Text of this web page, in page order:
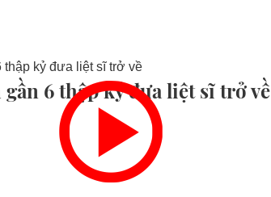
6 thập kỷ đưa liệt sĩ trở về